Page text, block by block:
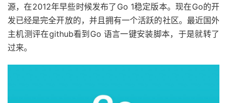
源，在2012年早些时候发布了Go 1稳定版本。现在Go的开
发已经是完全开放的，并且拥有一个活跃的社区。最近国外
主机测评在github看到Go 语言一键安装脚本，于是就转了
过来。